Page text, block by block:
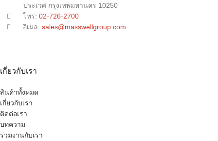
ประเวศ กรุงเทพมหานคร 10250
โทร: 02-726-2700
อีเมล: sales@masswellgroup.com
เกี่ยวกับเรา
สินค้าทั้งหมด
เกี่ยวกับเรา
ติดต่อเรา
บทความ
ร่วมงานกับเรา